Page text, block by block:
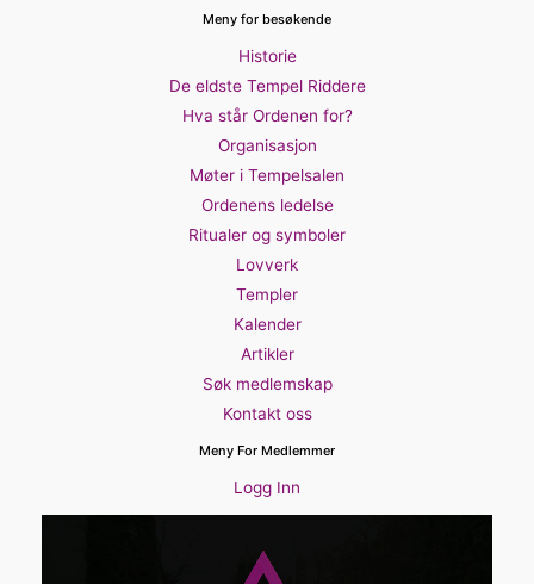
Meny for besøkende
Historie
De eldste Tempel Riddere
Hva står Ordenen for?
Organisasjon
Møter i Tempelsalen
Ordenens ledelse
Ritualer og symboler
Lovverk
Templer
Kalender
Artikler
Søk medlemskap
Kontakt oss
Meny For Medlemmer
Logg Inn